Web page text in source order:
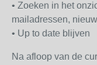
• Zoeken in het
mailadressen,
• Up to date blijven
Na afloop van de